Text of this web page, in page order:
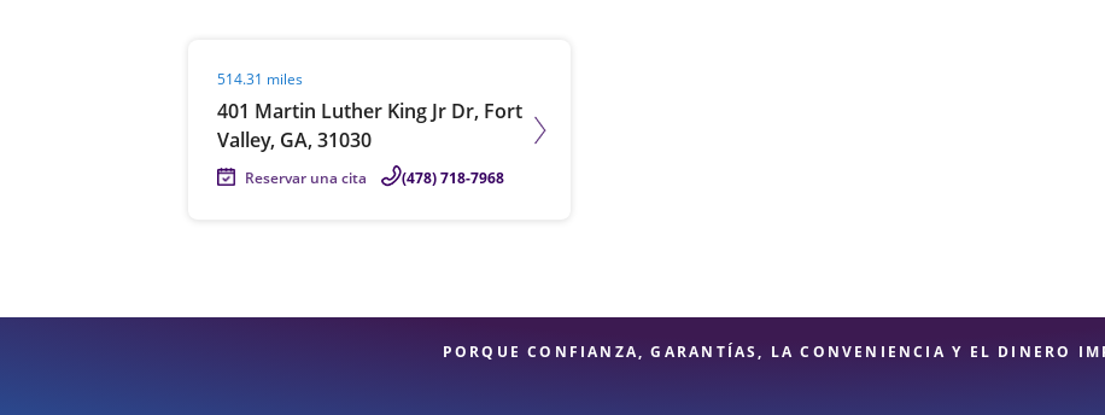
514.31 miles
401 Martin Luther King Jr Dr, Fort
Valley, GA, 31030
Reservar una cita (478) 718-7968
PORQUE CONFIANZA, GARANTÍAS, LA CONVENIENCIA Y EL DINERO